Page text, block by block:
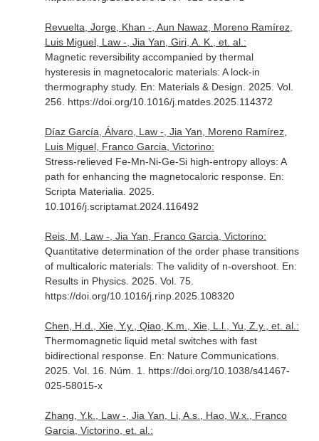
Revuelta, Jorge, Khan -, Aun Nawaz, Moreno Ramírez,
Luis Miguel, Law -, Jia Yan, Giri, A. K., et. al.:
Magnetic reversibility accompanied by thermal
hysteresis in magnetocaloric materials: A lock-in
thermography study. En: Materials & Design . 2025. Vol.
256. https://doi.org/10.1016/j.matdes.2025.114372
Díaz García, Álvaro, Law -, Jia Yan, Moreno Ramírez,
Luis Miguel, Franco Garcia, Victorino:
Stress-relieved Fe-Mn-Ni-Ge-Si high-entropy alloys: A
path for enhancing the magnetocaloric response. En:
Scripta Materialia . 2025.
10.1016/j.scriptamat.2024.116492
Reis, M, Law -, Jia Yan, Franco Garcia, Victorino:
Quantitative determination of the order phase transitions
of multicaloric materials: The validity of n-overshoot. En:
Results in Physics. 2025. Vol. 75.
https://doi.org/10.1016/j.rinp.2025.108320
Chen, H.d., Xie, Y.y., Qiao, K.m., Xie, L.l., Yu, Z.y., et. al.:
Thermomagnetic liquid metal switches with fast
bidirectional response. En: Nature Communications.
2025. Vol. 16. Núm. 1. https://doi.org/10.1038/s41467-
025-58015-x
Zhang, Y.k., Law -, Jia Yan, Li, A.s., Hao, W.x., Franco
Garcia, Victorino, et. al.: